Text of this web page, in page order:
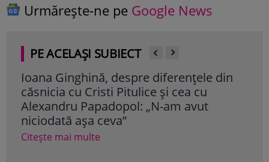
Urmărește-ne pe Google News
PE ACELAȘI SUBIECT
Ioana Ginghină, despre diferențele din
căsnicia cu Cristi Pitulice și cea cu
Alexandru Papadopol: „N-am avut
niciodată așa ceva”
Citește mai multe